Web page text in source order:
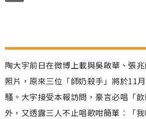
陶大宇前日在微博上載與吳啟華、張
照片，原來三位「師奶殺手」將於11
騷。大宇接受本報訪問，豪言必唱「飲
外，又透露三人不止唱歌咁簡單︰「